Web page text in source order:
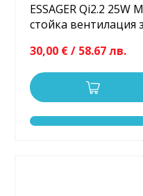
ESSAGER Qi2.2
стойка вентилация
30,00 € / 58.67 лв.